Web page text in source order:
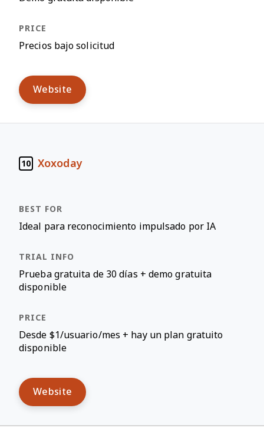
Precios bajo solicitud
Website
10 Xoxoday
Ideal para reconocimiento impulsado por IA
Prueba gratuita de 30 días + demo gratuita
disponible
Desde $1/usuario/mes + hay un plan gratuito
disponible
Website